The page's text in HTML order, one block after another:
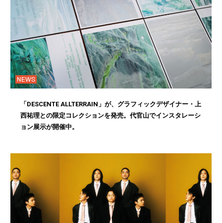
NEWS
「DESCENTE ALLTERRAIN」が、グラフィックデザイナー・上
西祐理との限定コレクションを発売。代官山でインスタレーシ
ョン展示が開催中。